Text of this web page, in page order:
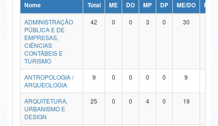
Ministério da Ciência, Tecnologia, Inovações e Comunicações
Ministério do Meio Ambiente
Ministério do Turismo
Ministério do Desenvolvimento Regional
Controladoria-Geral da União
Ministério da Mulher, da Família e dos Direitos Humanos
Nome Total ME DO MP DP ME/DO
MP/
ADMINISTRAÇÃO
PÚBLICA E DE
EMPRESAS,
CIÊNCIAS
CONTÁBEIS E
TURISMO
42 0 0 3 0 30
ANTROPOLOGIA /
ARQUEOLOGIA
9 0 0 0 0 9
ARQUITETURA,
URBANISMO E
DESIGN
25 0 0 4 0 19